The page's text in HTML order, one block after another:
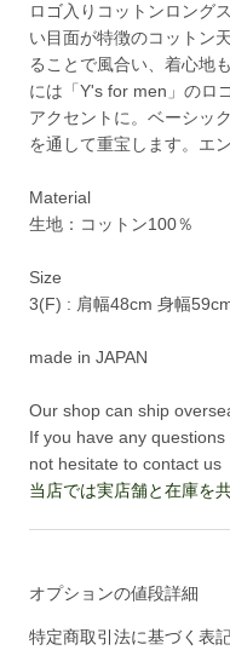
ロゴ入りコットンロング
い目面が特徴のコットン
ることで風合い、着心地
には「Y's for men」のロ
アクセントに。ベーシッ
を通して重宝します。エ
Material
生地：コットン100％
Size
3(F) : 肩幅48cm 身幅
made in JAPAN
Our shop can ship
If you have any
not hesitate to contact us
当店では実店舗と在庫を
オプションの値段詳細
特定商取引法に基づく表